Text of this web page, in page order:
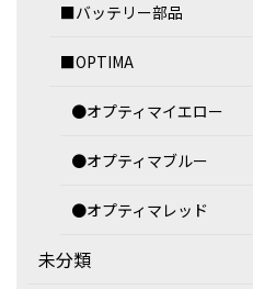
■バッテリー部品
■OPTIMA
●オプティマイエロー
●オプティマブルー
●オプティマレッド
未分類